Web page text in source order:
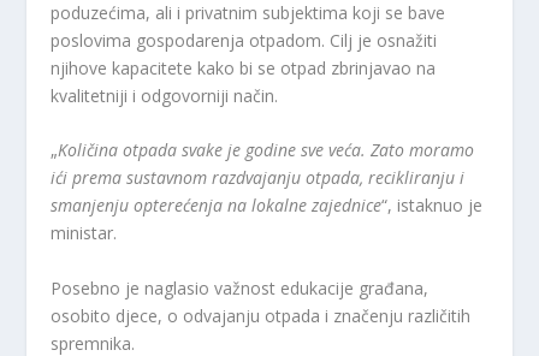
poduzećima, ali i privatnim subjektima koji se bave
poslovima gospodarenja otpadom. Cilj je osnažiti
njihove kapacitete kako bi se otpad zbrinjavao na
kvalitetniji i odgovorniji način.
„Količina otpada svake je godine sve veća. Zato moramo
ići prema sustavnom razdvajanju otpada, recikliranju i
smanjenju opterećenja na lokalne zajednice“, istaknuo je
ministar.
Posebno je naglasio važnost edukacije građana,
osobito djece, o odvajanju otpada i značenju različitih
spremnika.